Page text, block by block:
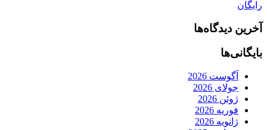
رایگان
آخرین دیدگاه‌ها
بایگانی‌ها
آگوست 2026
جولای 2026
ژوئن 2026
فوریه 2026
ژانویه 2026